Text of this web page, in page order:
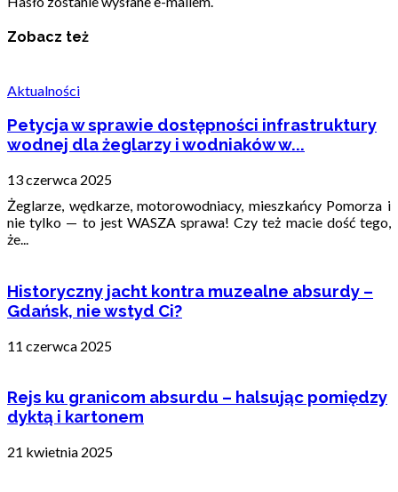
Zobacz też
Aktualności
Petycja w sprawie dostępności infrastruktury
wodnej dla żeglarzy i wodniaków w...
13 czerwca 2025
Żeglarze, wędkarze, motorowodniacy, mieszkańcy Pomorza i
nie tylko — to jest WASZA sprawa! Czy też macie dość tego,
że...
Historyczny jacht kontra muzealne absurdy –
Gdańsk, nie wstyd Ci?
11 czerwca 2025
Rejs ku granicom absurdu – halsując pomiędzy
dyktą i kartonem
21 kwietnia 2025